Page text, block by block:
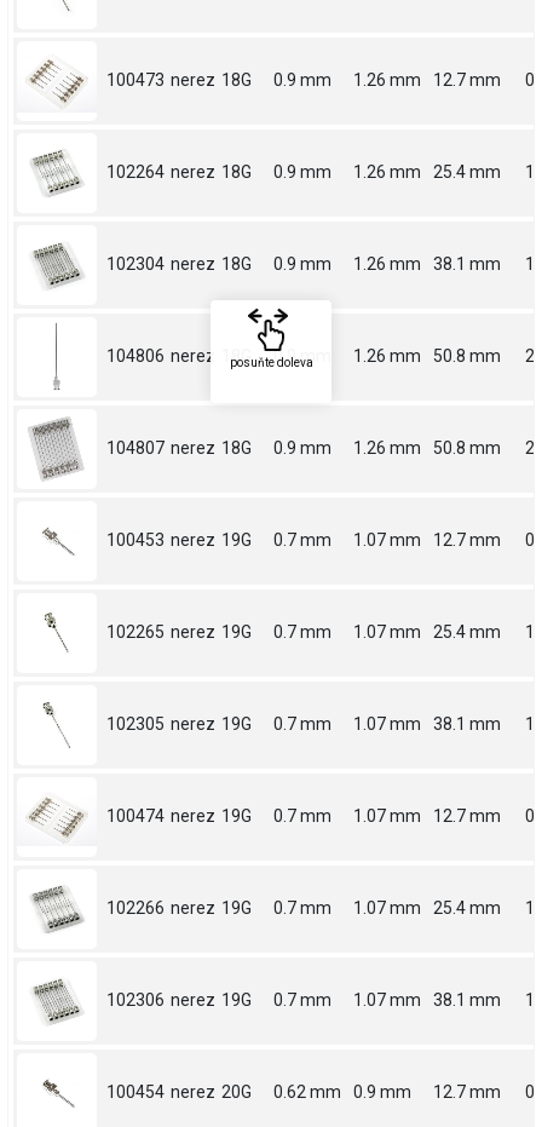
100473 nerez 18G 0.9 mm 1.26 mm 12.7 mm
102264 nerez 18G 0.9 mm 1.26 mm 25.4 mm 1
102304 nerez 18G 0.9 mm 1.26 mm 38.1 mm
104806 nerez 18G 0.9 mm 1.26 mm 50.8 mm 2
104807 nerez 18G 0.9 mm 1.26 mm 50.8 mm 2
100453 nerez 19G 0.7 mm 1.07 mm 12.7 mm
102265 nerez 19G 0.7 mm 1.07 mm 25.4 mm 1
102305 nerez 19G 0.7 mm 1.07 mm 38.1 mm
100474 nerez 19G 0.7 mm 1.07 mm 12.7 mm
102266 nerez 19G 0.7 mm 1.07 mm 25.4 mm 1
102306 nerez 19G 0.7 mm 1.07 mm 38.1 mm
100454 nerez 20G 0.62 mm 0.9 mm 12.7 mm
posuňte doleva